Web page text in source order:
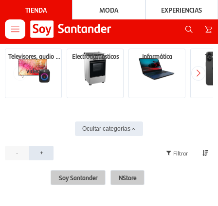
TIENDA MODA EXPERIENCIAS

Televisores, audio y
video
Electrodomésticos Informática
Ocultar categorías
- +
Soy Santander NStore